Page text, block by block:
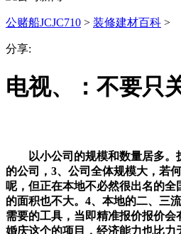
公赌船JCJC710 > 装修建材百科 >
分享:
电视、：不要只
以小公司的规模和数量居多。
的公司，3、公司全体规模大，若
呢，但正在本地不必然很出名的
的面积也不大。4、本地的二、三
需要的工具，当即精准报价报价
婚庆这个的项目，经济能力也比力